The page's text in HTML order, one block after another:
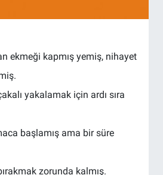
ekmeği kapmış yemiş, nihayet
yakalamak için ardı sıra
başlamış ama bir süre
zorunda kalmış.